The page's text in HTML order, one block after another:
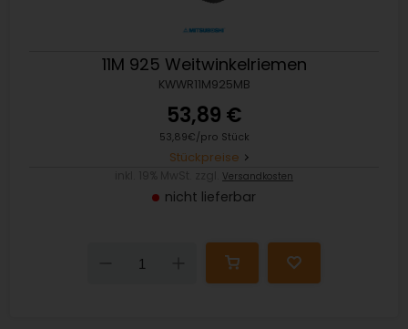
11M 925 Weitwinkelriemen
KWWR11M925MB
53,89 €
53,89€/pro Stück
Stückpreise
Versandkosten
nicht lieferbar
Down